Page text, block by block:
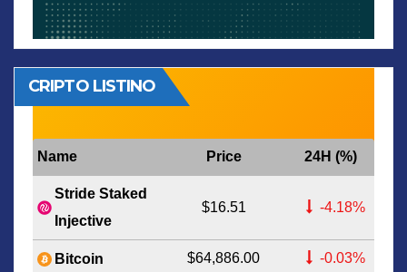
CRIPTO LISTINO
Name Price 24H (%)
Stride Staked
Injective
$16.51 -4.18%
Bitcoin $64,886.00 -0.03%